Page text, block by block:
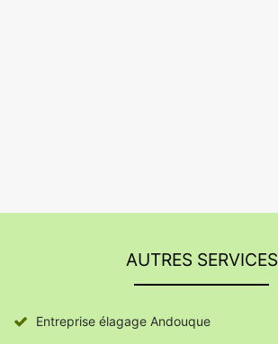
AUTRES SERVICES
Entreprise élagage Andouque